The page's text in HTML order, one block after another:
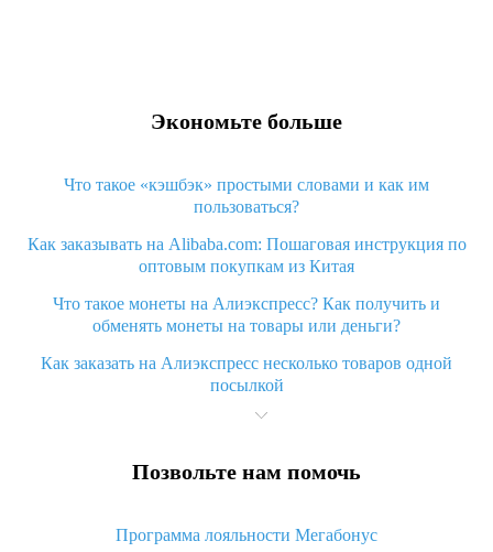
Экономьте больше
Что такое «кэшбэк» простыми словами и как им
пользоваться?
Как заказывать на Alibaba.com: Пошаговая инструкция по
оптовым покупкам из Китая
Что такое монеты на Алиэкспресс? Как получить и
обменять монеты на товары или деньги?
Как заказать на Алиэкспресс несколько товаров одной
посылкой
Что значит статус «Заказ закрыт» на Алиэкспресс и что
Что делать, если Алиэкспресс просит ввести паспортные
Как узнать, куда пришла посылка с Алиэкспресс
Позвольте нам помочь
Программа лояльности Мегабонус